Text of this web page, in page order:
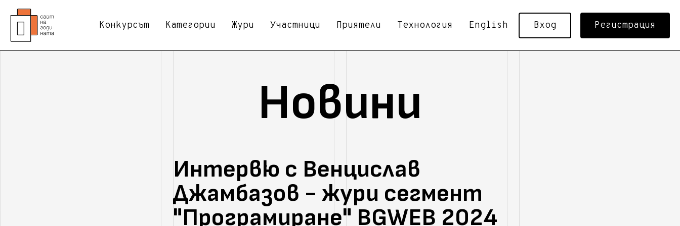
Конкурсът Категории Жури Участници Приятели Технология English Вход Регистрация
Новини
Интервю с Венцислав
Джамбазов - жури сегмент
"Програмиране" BGWEB 2024